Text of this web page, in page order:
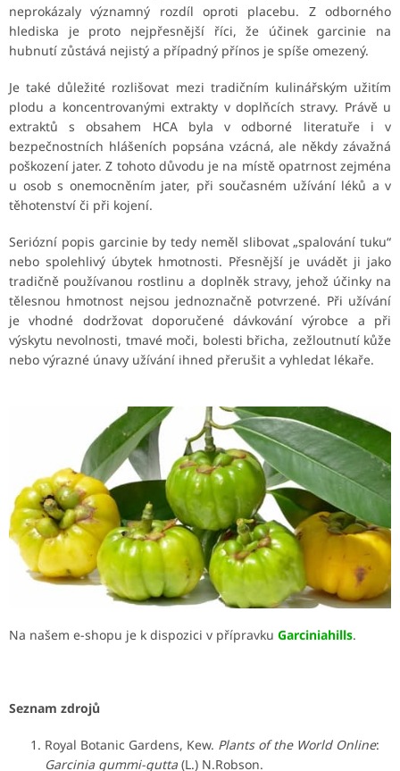
neprokázaly významný rozdíl oproti placebu. Z odborného
hlediska je proto nejpřesnější říci, že účinek garcinie na
hubnutí zůstává nejistý a případný přínos je spíše omezený.
Je také důležité rozlišovat mezi tradičním kulinářským užitím
plodu a koncentrovanými extrakty v doplňcích stravy. Právě u
extraktů s obsahem HCA byla v odborné literatuře i v
bezpečnostních hlášeních popsána vzácná, ale někdy závažná
poškození jater. Z tohoto důvodu je na místě opatrnost zejména
u osob s onemocněním jater, při současném užívání léků a v
těhotenství či při kojení.
Seriózní popis garcinie by tedy neměl slibovat „spalování tuku“
nebo spolehlivý úbytek hmotnosti. Přesnější je uvádět ji jako
tradičně používanou rostlinu a doplněk stravy, jehož účinky na
tělesnou hmotnost nejsou jednoznačně potvrzené. Při užívání
je vhodné dodržovat doporučené dávkování výrobce a při
výskytu nevolnosti, tmavé moči, bolesti břicha, zežloutnutí kůže
nebo výrazné únavy užívání ihned přerušit a vyhledat lékaře.
Na našem e-shopu je k dispozici v přípravku Garciniahills.
Seznam zdrojů
Royal Botanic Gardens, Kew. Plants of the World Online:
Garcinia gummi-gutta (L.) N.Robson.